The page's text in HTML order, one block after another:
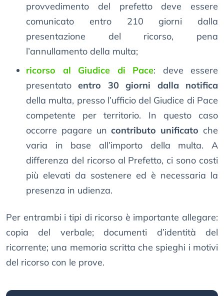
provvedimento del prefetto deve essere
comunicato entro 210 giorni dalla
presentazione del ricorso, pena
l’annullamento della multa;
ricorso al Giudice di Pace: deve essere
presentatoentro 30 giorni dalla notifica
della multa, presso l’ufficio del Giudice di Pace
competente per territorio. In questo caso
occorre pagare uncontributo unificato che
varia in base all’importo della multa. A
differenza del ricorso al Prefetto, ci sono costi
più elevati da sostenere ed è necessaria la
presenza in udienza.
Per entrambi i tipi di ricorso è importante allegare:
copia del verbale; documenti d’identità del
ricorrente; una memoria scritta che spieghi i motivi
del ricorso con le prove.